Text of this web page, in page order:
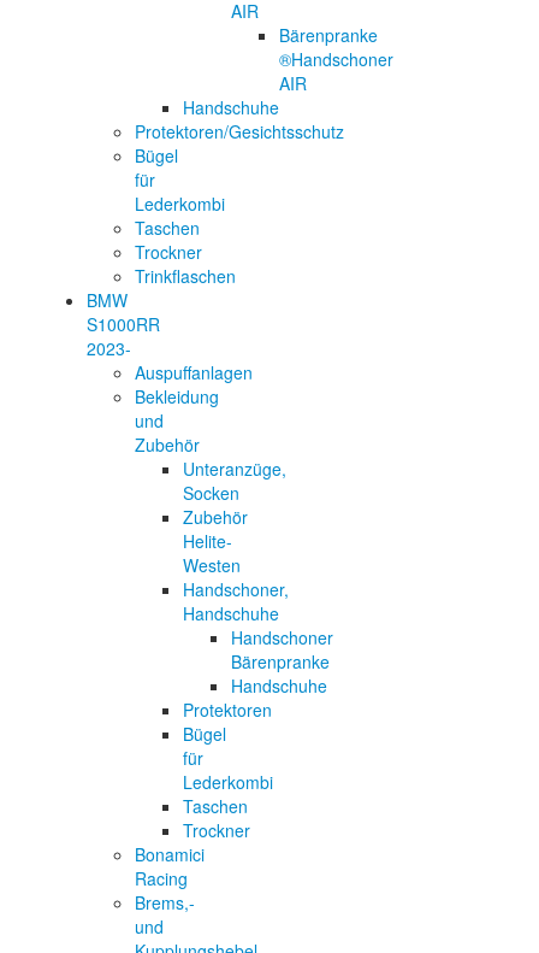
AIR
Bärenpranke
®Handschoner
AIR
Handschuhe
Protektoren/Gesichtsschutz
Bügel
für
Lederkombi
Taschen
Trockner
Trinkflaschen
BMW
S1000RR
2023-
Auspuffanlagen
Bekleidung
und
Zubehör
Unteranzüge,
Socken
Zubehör
Helite-
Westen
Handschoner,
Handschuhe
Handschoner
Bärenpranke
Handschuhe
Protektoren
Bügel
für
Lederkombi
Taschen
Trockner
Bonamici
Racing
Brems,-
und